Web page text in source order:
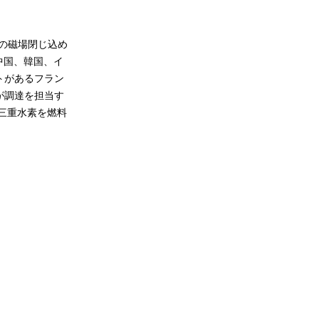
磁場閉じ込め
、韓国、イ
があるフラン
調達を担当す
重水素を燃料